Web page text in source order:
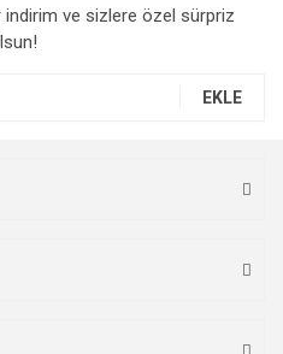
indirim ve sizlere özel sürpriz
EKLE